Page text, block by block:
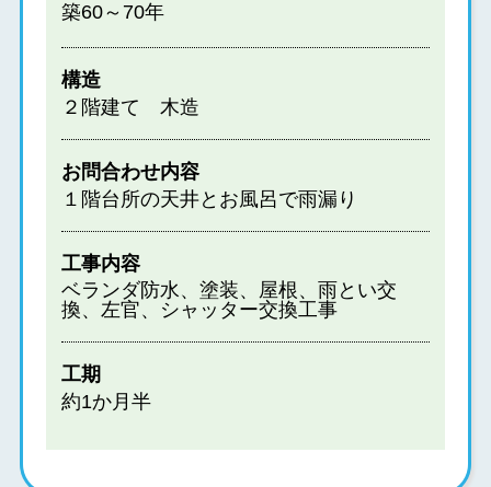
築60～70年
構造
２階建て 木造
お問合わせ内容
１階台所の天井とお風呂で雨漏り
工事内容
ベランダ防水、塗装、屋根、雨とい交
換、左官、シャッター交換工事
工期
約1か月半